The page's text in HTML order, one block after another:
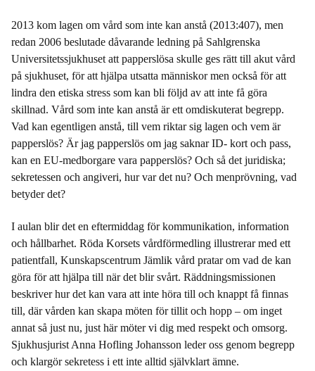
2013 kom lagen om vård som inte kan anstå (2013:407), men
redan 2006 beslutade dåvarande ledning på Sahlgrenska
Universitetssjukhuset att papperslösa skulle ges rätt till akut vård
på sjukhuset, för att hjälpa utsatta människor men också för att
lindra den etiska stress som kan bli följd av att inte få göra
skillnad. Vård som inte kan anstå är ett omdiskuterat begrepp.
Vad kan egentligen anstå, till vem riktar sig lagen och vem är
papperslös? Är jag papperslös om jag saknar ID- kort och pass,
kan en EU-medborgare vara papperslös? Och så det juridiska;
sekretessen och angiveri, hur var det nu? Och menprövning, vad
betyder det?
I aulan blir det en eftermiddag för kommunikation, information
och hållbarhet. Röda Korsets vårdförmedling illustrerar med ett
patientfall, Kunskapscentrum Jämlik vård pratar om vad de kan
göra för att hjälpa till när det blir svårt. Räddningsmissionen
beskriver hur det kan vara att inte höra till och knappt få finnas
till, där vården kan skapa möten för tillit och hopp – om inget
annat så just nu, just här möter vi dig med respekt och omsorg.
Sjukhusjurist Anna Hofling Johansson leder oss genom begrepp
och klargör sekretess i ett inte alltid självklart ämne.